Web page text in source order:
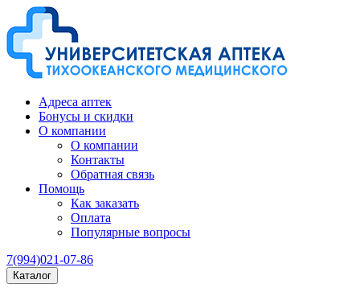
Адреса аптек
Бонусы и скидки
О компании
О компании
Контакты
Обратная связь
Помощь
Как заказать
Оплата
Популярные вопросы
7(994)021-07-86
Каталог